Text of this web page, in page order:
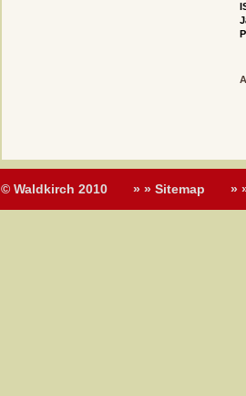
© Waldkirch 2010 » » Sitemap »